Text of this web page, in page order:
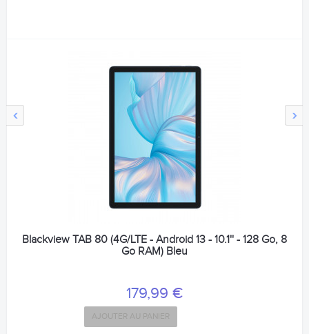
‹ ›
Blackview TAB 80 (4G/LTE - Android 13 - 10.1'' - 128 Go, 8
Go RAM) Bleu
179,99 €
AJOUTER AU PANIER